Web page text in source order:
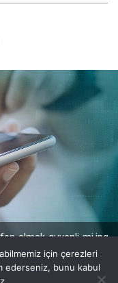
almak-guvenli-mi.jpg
için çerezleri
ederseniz, bunu kabul